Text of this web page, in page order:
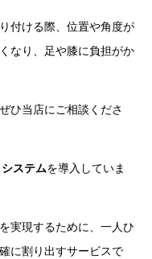
付ける際、位置や角度が
なり、足や膝に負担がか
ひ当店にご相談くださ
ステムを導入していま
実現するために、一人ひ
に割り出すサービスで